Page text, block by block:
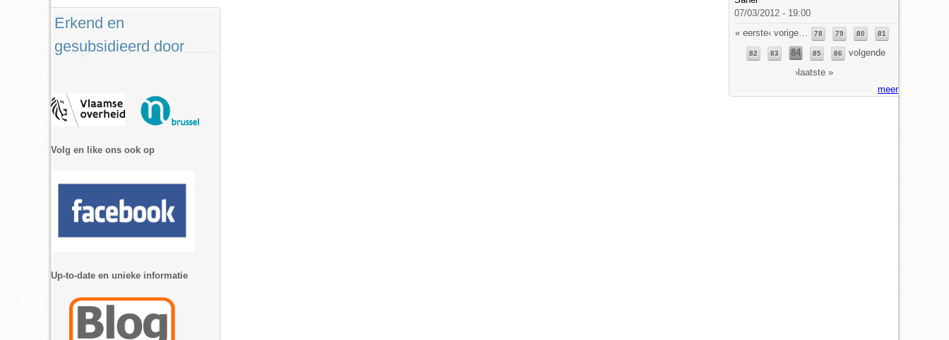
Erkend en
gesubsidieerd door
Volg en like ons ook op
Up-to-date en unieke informatie
07/03/2012 - 19:00
Pagina's
« eerste‹ vorige… 78 79 80 81
82 83 84 85 86
volgende
›laatste »
meer